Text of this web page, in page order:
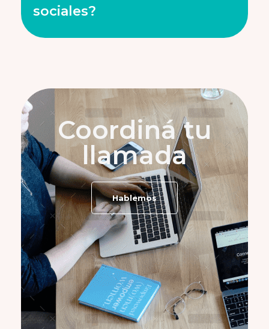
sociales?
Coordiná tu
llamada
Hablemos